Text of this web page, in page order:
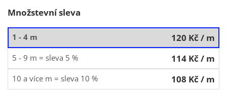
Množstevní sleva
1 - 4 m 120 Kč/ m
5 - 9 m = sleva 5 % 114 Kč/ m
10 a více m = sleva 10 % 108 Kč/ m